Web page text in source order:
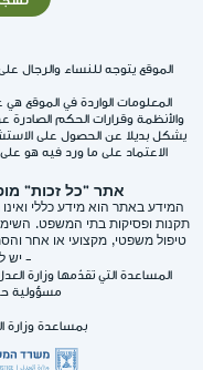
الموقع يتوجه للنساء
المعلومات الواردة في الموقع
والأنظمة وقرارات الحكم الصادرة
يشكل بديلا عن الحصول على
الاعتماد على ما ورد فيه هو
אתר "כל זכות"
המידע באתר הוא מידע כללי
תקנות ופסיקות בתי המשפט.
טיפול משפטי, מקצועי או אחר
- יש
المساعدة التي تقدّمها وزارة
مسؤولية
بمساعدة وزارة